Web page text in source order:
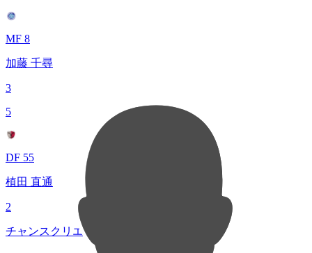
MF 8
加藤 千尋
3
5
DF 55
植田 直通
2
チャンスクリエイト総数